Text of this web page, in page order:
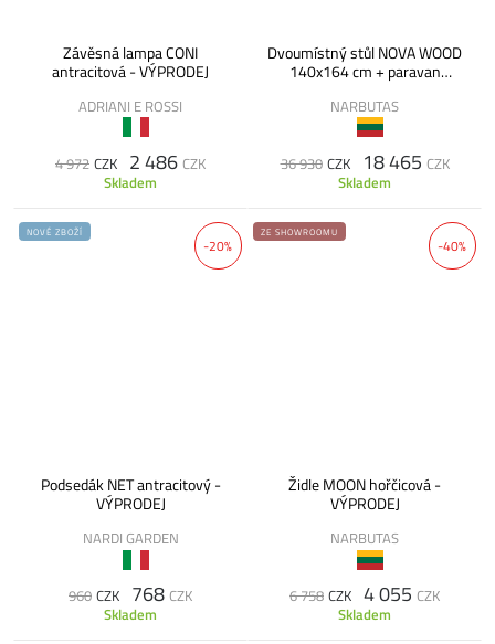
Závěsná lampa CONI
antracitová - VÝPRODEJ
ADRIANI E ROSSI
4 972 CZK 2 486 CZK
Skladem
Dvoumístný stůl NOVA WOOD
140x164 cm + paravan
MITESCO - VÝPRODEJ
NARBUTAS
36 930 CZK 18 465 CZK
Skladem
-20%
NOVÉ ZBOŽÍ
Podsedák NET antracitový -
VÝPRODEJ
NARDI GARDEN
960 CZK 768 CZK
Skladem
-40%
ZE SHOWROOMU
Židle MOON hořčicová -
VÝPRODEJ
NARBUTAS
6 758 CZK 4 055 CZK
Skladem